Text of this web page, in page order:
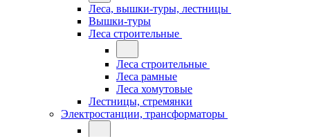
Леса, вышки-туры, лестницы
Вышки-туры
Леса строительные
Леса строительные
Леса рамные
Леса хомутовые
Лестницы, стремянки
Электростанции, трансформаторы